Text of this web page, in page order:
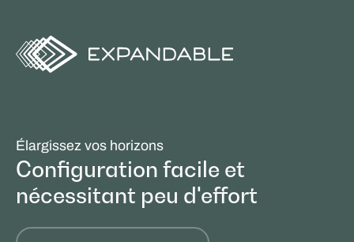
Élargissez vos horizons
Configuration facile et
nécessitant peu d'effort